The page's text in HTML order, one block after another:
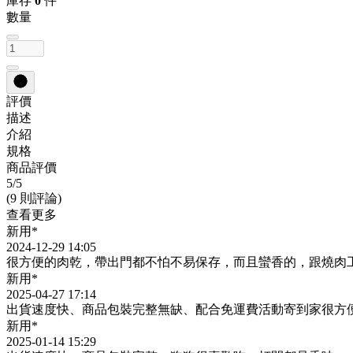
數量
評價
描述
介紹
規格
商品評價
5/5
(9 則評論)
查看更多
新用*
2024-12-29 14:05
很方便的肉乾，帶出門都不怕不易保存，而且蠻香的，跟燒肉
新用*
2025-04-27 17:14
出貨速度快、商品包裝完整無缺、配合免運費活動寄到家很方
新用*
2025-01-14 15:29